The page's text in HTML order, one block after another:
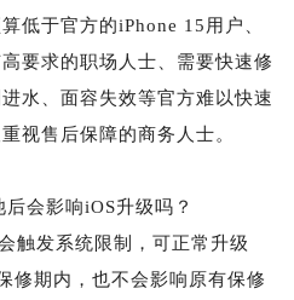
低于官方的iPhone 15用户、
要求的职场人士、需要快速修
水、面容失效等官方难以快速
视售后保障的商务人士。
会影响iOS升级吗？
触发系统限制，可正常升级
修期内，也不会影响原有保修